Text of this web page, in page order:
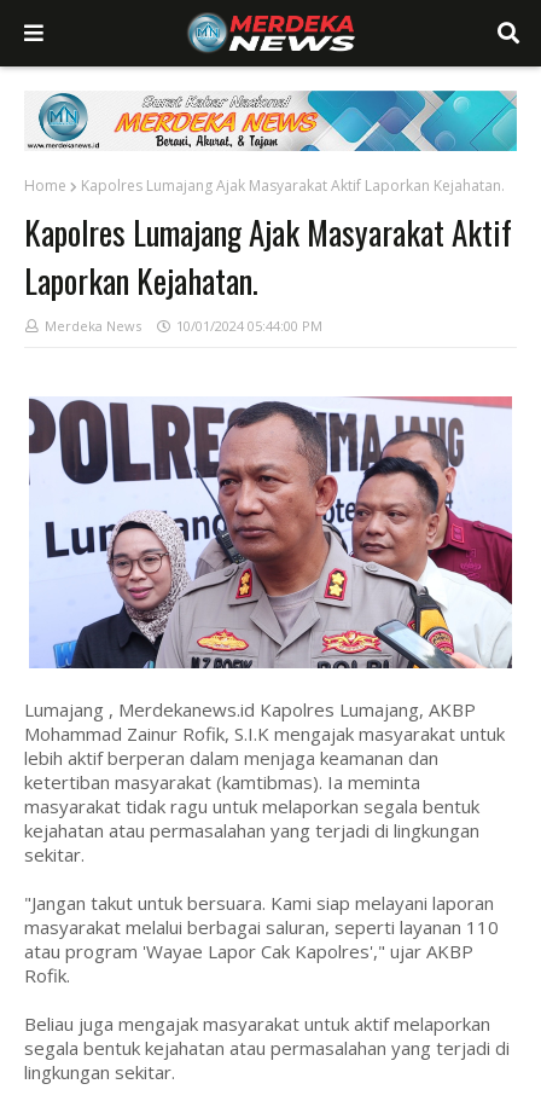
Home Kapolres Lumajang Ajak Masyarakat Aktif Laporkan Kejahatan.
Kapolres Lumajang Ajak Masyarakat Aktif
Laporkan Kejahatan.
Merdeka News 10/01/2024 05:44:00 PM
Lumajang , Merdekanews.id Kapolres Lumajang, AKBP
Mohammad Zainur Rofik, S.I.K mengajak masyarakat untuk
lebih aktif berperan dalam menjaga keamanan dan
ketertiban masyarakat (kamtibmas). Ia meminta
masyarakat tidak ragu untuk melaporkan segala bentuk
kejahatan atau permasalahan yang terjadi di lingkungan
sekitar.
"Jangan takut untuk bersuara. Kami siap melayani laporan
masyarakat melalui berbagai saluran, seperti layanan 110
atau program 'Wayae Lapor Cak Kapolres'," ujar AKBP
Rofik.
Beliau juga mengajak masyarakat untuk aktif melaporkan
segala bentuk kejahatan atau permasalahan yang terjadi di
lingkungan sekitar.